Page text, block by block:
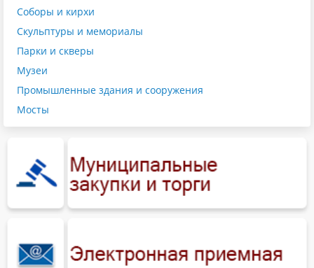
Соборы и кирхи
Скульптуры и мемориалы
Парки и скверы
Музеи
Промышленные здания и сооружения
Мосты